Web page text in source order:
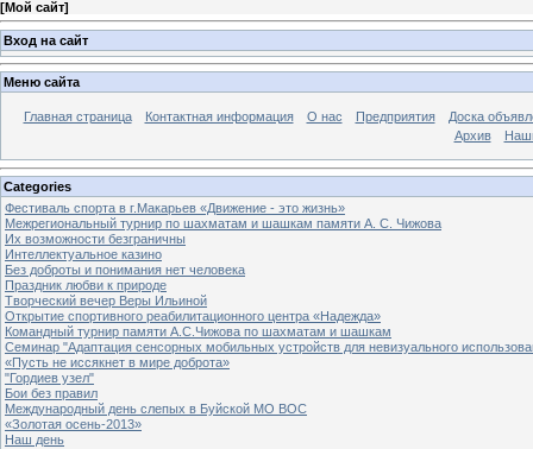
[Мой сайт]
Вход на сайт
Меню сайта
Главная страница Контактная информация О нас Предприятия
Доска
Архив
Categories
Фестиваль спорта в г.Макарьев «Движение - это жизнь»
Межрегиональный турнир по шахматам и шашкам памяти А. С. Чижова
Их возможности безграничны
Интеллектуальное казино
Без доброты и понимания нет человека
Праздник любви к природе
Творческий вечер Веры Ильиной
Открытие спортивного реабилитационного центра «Надежда»
Командный турнир памяти А.С.Чижова по шахматам и шашкам
Семинар "Адаптация сенсорных мобильных устройств для невизуального
«Пусть не иссякнет в мире доброта»
"Гордиев узел"
Бои без правил
Международный день слепых в Буйской МО ВОС
«Золотая осень-2013»
Наш день